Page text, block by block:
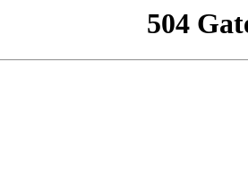
504